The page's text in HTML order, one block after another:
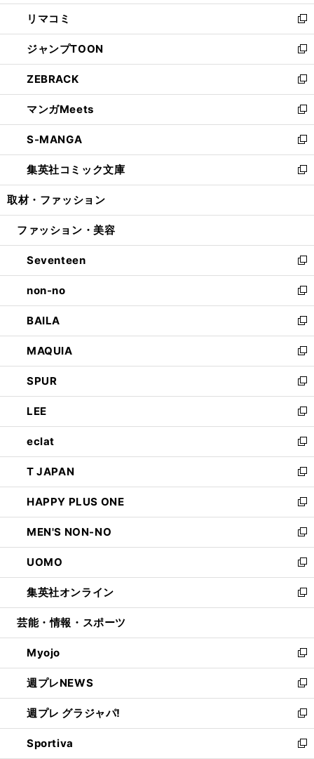
ウ
で
開
く
ン
ド
ウ
で
開
く
ウ
ィ
ン
ド
ウ
で
開
く
し
い
ウ
ィ
ン
ド
ウ
で
開
く
リマコミ
新
し
い
ウ
ィ
ン
ド
ウ
で
開
く
ジャンプTOON
新
し
い
ウ
ィ
ン
ド
ウ
で
開
ZEBRACK
新
し
い
ウ
ィ
ン
ド
ウ
開
マンガMeets
新
し
い
ウ
ィ
ン
ウ
開
く
S-MANGA
新
し
い
ウ
ン
ウ
で
開
く
集英社コミック文庫
新
し
ウ
ン
ド
ウ
で
開
く
取材・ファッション
ファッション・美容
Seventeen
新
し
い
ウ
ィ
ン
ド
ウ
で
開
く
non-no
新
し
い
ウ
ィ
ン
ド
ウ
で
開
く
BAILA
新
し
い
ウ
ィ
ン
ド
ウ
で
開
く
MAQUIA
新
し
い
ウ
ィ
ン
ド
ウ
で
開
く
SPUR
新
し
い
ウ
ィ
ン
ド
ウ
で
開
く
LEE
新
し
い
ウ
ィ
ン
ド
ウ
で
開
く
eclat
新
し
い
ウ
ィ
ン
ド
ウ
で
開
く
T JAPAN
新
し
い
ウ
ィ
ン
ド
ウ
で
開
HAPPY PLUS ONE
新
し
い
ウ
ィ
ン
ド
ウ
開
く
MEN'S NON-NO
新
し
い
ウ
ィ
ン
ウ
で
開
く
UOMO
新
し
い
ウ
ン
ド
ウ
で
開
く
集英社オンライン
新
し
ウ
ィ
ン
ド
ウ
で
開
く
芸能・情報・スポーツ
Myojo
新
し
い
ウ
ィ
ン
ド
週プレNEWS
新
し
い
ウ
ィ
週プレ グラジャパ!
新
し
い
Sportiva
新